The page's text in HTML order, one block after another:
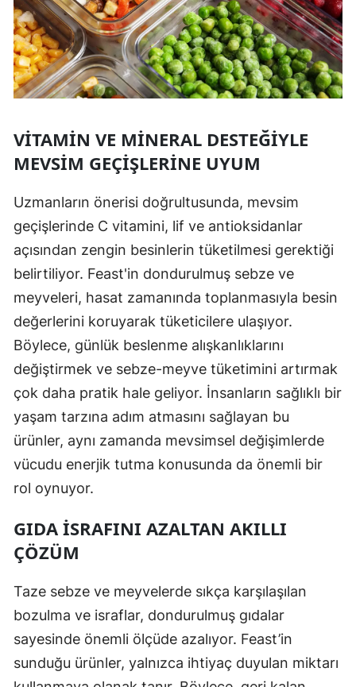
VITAMIN VE MINERAL DESTEĞIYLE
MEVSIM GEÇIŞLERINE UYUM
Uzmanların önerisi doğrultusunda, mevsim
geçişlerinde C vitamini, lif ve antioksidanlar
açısından zengin besinlerin tüketilmesi gerektiği
belirtiliyor. Feast'in dondurulmuş sebze ve
meyveleri, hasat zamanında toplanmasıyla besin
değerlerini koruyarak tüketicilere ulaşıyor.
Böylece, günlük beslenme alışkanlıklarını
değiştirmek ve sebze-meyve tüketimini artırmak
çok daha pratik hale geliyor. İnsanların sağlıklı bir
yaşam tarzına adım atmasını sağlayan bu
ürünler, aynı zamanda mevsimsel değişimlerde
vücudu enerjik tutma konusunda da önemli bir
rol oynuyor.
GIDA İSRAFINI AZALTAN AKILLI
ÇÖZÜM
Taze sebze ve meyvelerde sıkça karşılaşılan
bozulma ve israflar, dondurulmuş gıdalar
sayesinde önemli ölçüde azalıyor. Feast’in
sunduğu ürünler, yalnızca ihtiyaç duyulan miktarı